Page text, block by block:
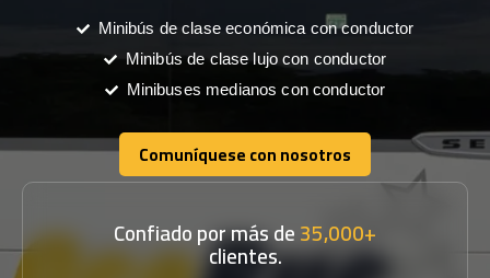
Minibús de clase económica con conductor
Minibús de clase lujo con conductor
Minibuses medianos con conductor
Comuníquese con nosotros
Comuníquese con nosotros
Confiado por más de35,000+
clientes.